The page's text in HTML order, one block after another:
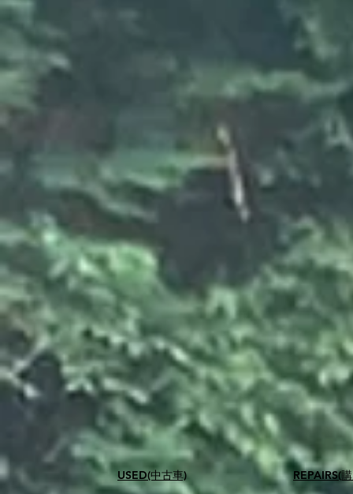
USED(中古車) ​REPAIRS(